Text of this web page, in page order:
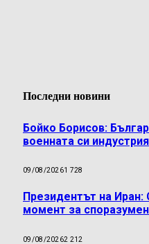
Последни новини
Бойко Борисов:
военната си индустрия
09/08/20261 728
Президентът на Иран:
момент за
09/08/20262 212